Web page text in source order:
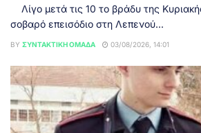
Λίγο μετά τις 10 το βράδυ της
σοβαρό επεισόδιο στη Λεπενού...
BY ΣΥΝΤΑΚΤΙΚΉ ΟΜΆΔΑ 03/08/2026, 14:01